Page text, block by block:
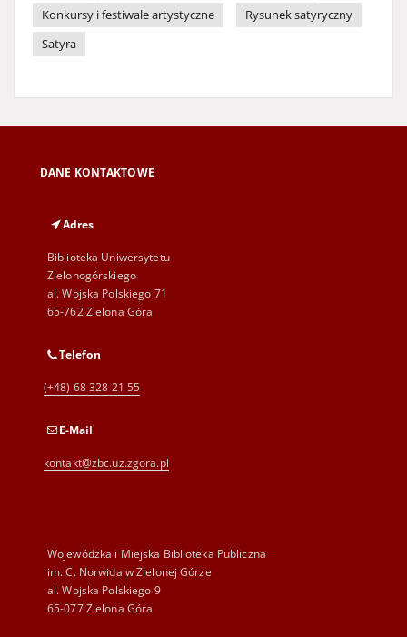
Konkursy i festiwale artystyczne
Rysunek satyryczny
Satyra
DANE KONTAKTOWE
Adres
Biblioteka Uniwersytetu
Zielonogórskiego
al. Wojska Polskiego 71
65-762 Zielona Góra
Telefon
(+48) 68 328 21 55
E-Mail
kontakt@zbc.uz.zgora.pl
Wojewódzka i Miejska Biblioteka Publiczna
im. C. Norwida w Zielonej Górze
al. Wojska Polskiego 9
65-077 Zielona Góra